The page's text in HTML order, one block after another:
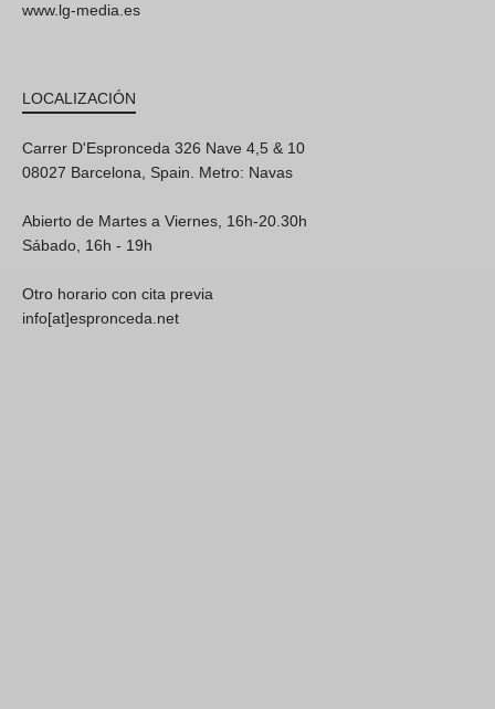
www.lg-media.es
LOCALIZACIÓN
Carrer D'Espronceda 326 Nave 4,5 & 10
08027 Barcelona, Spain. Metro: Navas
Abierto de Martes a Viernes, 16h-20.30h
Sábado, 16h - 19h
Otro horario con cita previa
info[at]espronceda.net